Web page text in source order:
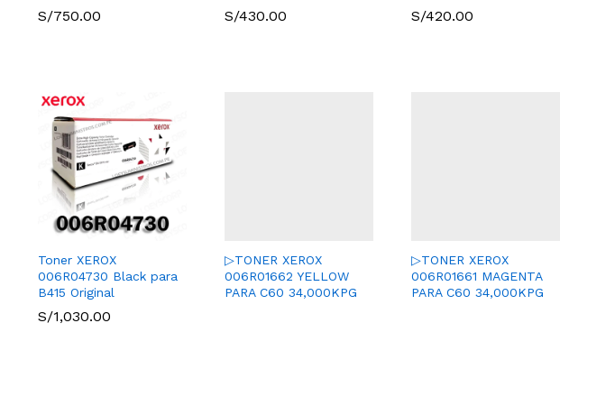
S/750.00
S/750.00 S/430.00
S/430.00 S/420.00
S/420.00
Toner XEROX
006R04730 Black para
B415 Original
S/1,030.00
S/1,030.00
▷TONER XEROX
006R01662 YELLOW
PARA C60 34,000KPG
▷TONER XEROX
006R01661 MAGENTA
PARA C60 34,000KPG